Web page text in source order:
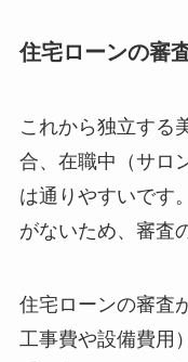
住宅ローンの審
これから独立する
合、在職中（サロ
は通りやすいです
がないため、審査
住宅ローンの審査
工事費や設備費用